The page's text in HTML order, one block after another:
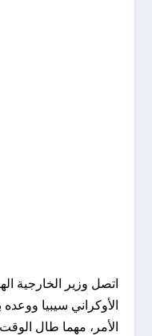
اتصل وزير الخارجية
الأوكراني سيبيا
الأمر، مهما طال